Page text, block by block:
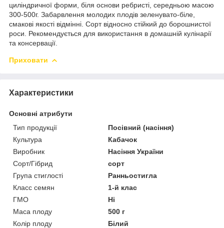
циліндричної форми, біля основи ребристі, середньою масою
300-500г. Забарвлення молодих плодів зеленувато-біле,
смакові якості відмінні. Сорт відносно стійкий до борошнистої
роси. Рекомендується для використання в домашній кулінарії
та консервації.
Приховати
Характеристики
Основні атрибути
Тип продукції
Посівний (насіння)
Культура
Кабачок
Виробник
Насіння України
Сорт/Гібрид
сорт
Група стиглості
Ранньостигла
Класс семян
1-й клас
ГМО
Ні
Маса плоду
500 г
Колір плоду
Білий